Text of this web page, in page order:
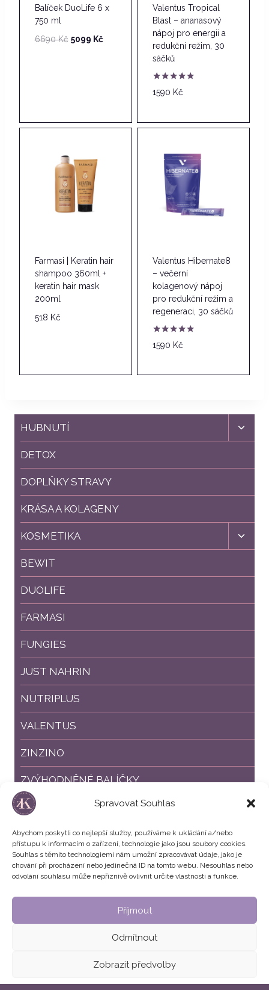
Spravovat Souhlas
Abychom poskytli co nejlepší služby, používáme k ukládání a/nebo
přístupu k informacím o zařízení, technologie jako jsou soubory cookies.
Souhlas s těmito technologiemi nám umožní zpracovávat údaje, jako je
chování při procházení nebo jedinečná ID na tomto webu. Nesouhlas nebo
odvolání souhlasu může nepříznivě ovlivnit určité vlastnosti a funkce.
Příjmout
Odmítnout
Zobrazit předvolby
Balíček DuoLife 6 x
750 ml
6690Kč Původní
5099 KčAktuální
Valentus Tropical
Blast – ananasový
nápoj pro energii a
redukční režim, 30
sáčků
Hodnocení
4.86
1590 Kč
Farmasi | Keratin hair
shampoo 360ml +
keratin hair mask
200ml
518 Kč
Valentus Hibernate8
– večerní
kolagenový nápoj
pro redukční režim a
regeneraci, 30 sáčků
Hodnocení
4.83
1590 Kč
HUBNUTÍ
child
DETOX
DOPLŇKY STRAVY
KRÁSA A KOLAGENY
KOSMETIKA
child
BEWIT
DUOLIFE
FARMASI
FUNGIES
JUST NAHRIN
NUTRIPLUS
VALENTUS
ZINZINO
ZVÝHODNĚNÉ BALÍČKY
SLEVY %
Všeobecné obchodní podmínky Zásady cookies (EU)